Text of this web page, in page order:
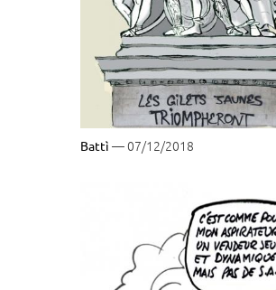
Battì — 07/12/2018